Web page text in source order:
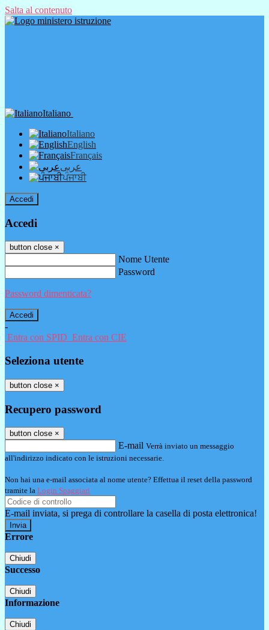
Salta al contenuto
Italiano
Italiano
English
Français
عربى
ਪੰਜਾਬੀ
Accedi
Accedi
button close ×
Nome Utente
Password
Password dimenticata?
-
Entra con SPID Entra con CIE
Seleziona utente
button close ×
Recupero password
button close ×
E-mail Verrà inviato un messaggio
all'indirizzo indicato con le istruzioni necessarie.
Non hai una e-mail associata al nome utente? Effettua il reset della password
tramite la Login Spaggiari
E-mail inviata, si prega di controllare la casella di posta elettronica!
Errore
Chiudi
Successo
Chiudi
Informazione
Chiudi